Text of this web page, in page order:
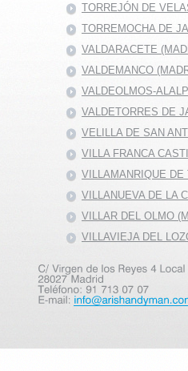
TORREJÓN DE
TORREMOCHA DE
VALDARACETE
VALDEMANCO
VALDEOLMOS-
VALDETORRES DE
VELILLA DE SAN
VILLA FRANCA
VILLAMANRIQUE DE
VILLANUEVA DE LA
VILLAR DEL OLMO
VILLAVIEJA DEL